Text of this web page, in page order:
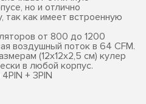
но и отлично
так как имеет встроенную
от 800 до 1200
воздушный поток в 64 CFM.
(12х12х2,5 см) кулер
в любой корпус.
+ 3PIN